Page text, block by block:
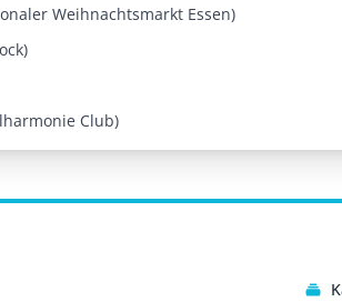
Weihnachtsmarkt Essen)
Club)